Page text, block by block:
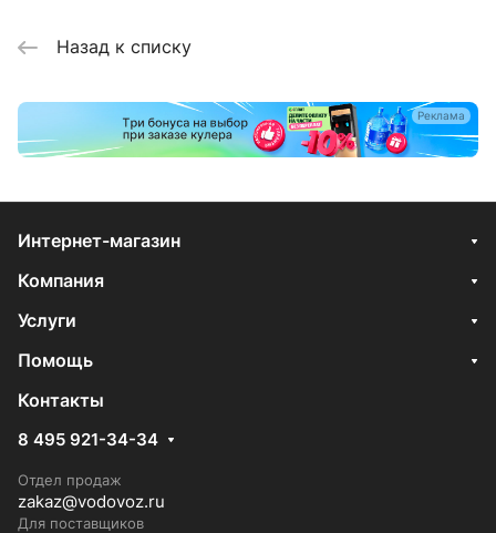
Назад к списку
Реклама
Интернет-магазин
Компания
Услуги
Помощь
Контакты
8 495 921-34-34
Отдел продаж
zakaz@vodovoz.ru
Для поставщиков